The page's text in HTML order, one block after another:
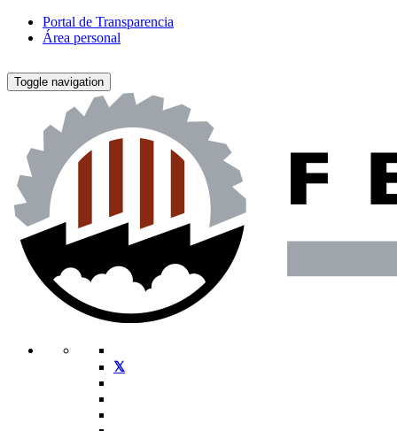
Portal de Transparencia
Área personal
Toggle navigation